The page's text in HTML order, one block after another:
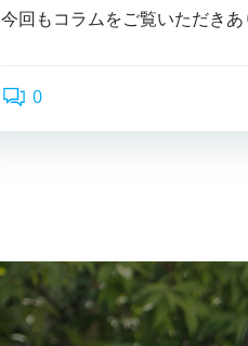
今回もコラムをご覧いただき
0